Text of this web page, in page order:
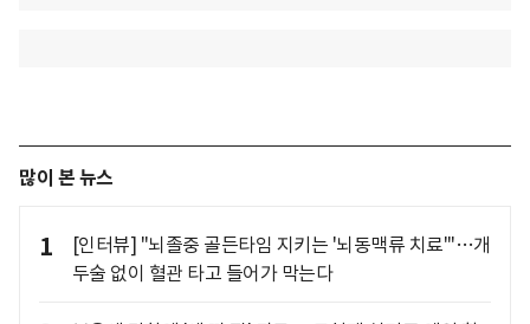
많이 본 뉴스
1
[인터뷰] "뇌졸중 골든타임 지키는 '뇌동맥류 치료'"…개
두술 없이 혈관 타고 들어가 막는다